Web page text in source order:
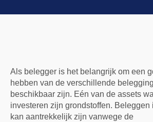
Als belegger is het belangrijk om een
hebben van de verschillende
beschikbaar zijn. Eén van de assets
investeren zijn grondstoffen. Beleggen
kan aantrekkelijk zijn vanwege de